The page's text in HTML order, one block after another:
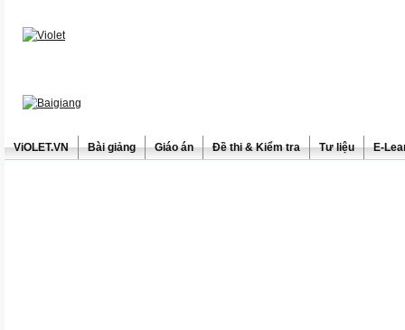
ViOLET.VN Bài giảng Giáo án Đề thi & Kiểm tra Tư liệu E-